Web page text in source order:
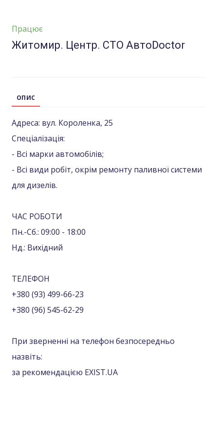
Працює
Житомир. Центр. СТО АвтоDoctor
ОПИС
Адреса: вул. Короленка, 25
Спеціалізація:
- Всі марки автомобілів;
- Всі види робіт, окрім ремонту паливної системи
для дизелів.
ЧАС РОБОТИ
Пн.-Сб.: 09:00 - 18:00
Нд.: Вихідний
ТЕЛЕФОН
+380 (93) 499-66-23
+380 (96) 545-62-29
При зверненні на телефон безпосередньо
назвіть:
за рекомендацією EXIST.UA